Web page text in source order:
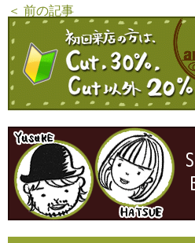
＜ 前の記事